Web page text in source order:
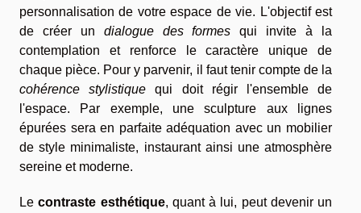
personnalisation de votre espace de vie. L'objectif est
de créer un dialogue des formes qui invite à la
contemplation et renforce le caractère unique de
chaque pièce. Pour y parvenir, il faut tenir compte de la
cohérence stylistique qui doit régir l'ensemble de
l'espace. Par exemple, une sculpture aux lignes
épurées sera en parfaite adéquation avec un mobilier
de style minimaliste, instaurant ainsi une atmosphère
sereine et moderne.
Lecontraste esthétique, quant à lui, peut devenir un